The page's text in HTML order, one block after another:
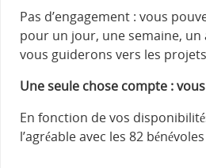
Pas d’engagement : vous
pour un jour, une semaine, un
vous guiderons vers les
Une seule chose compte :
En fonction de vos
l’agréable avec les 82